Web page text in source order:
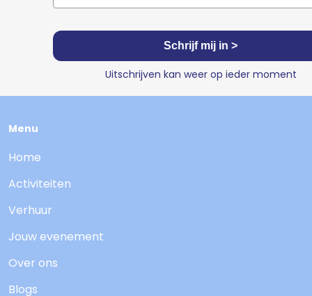
Schrijf mij in >
Uitschrijven kan weer op ieder moment
Menu
Home
Activiteiten
Verhuur
Jouw evenement
Over ons
Blogs